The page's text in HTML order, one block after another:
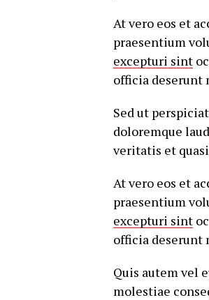
At vero eos et
praesentium
excepturi sint
officia deserunt
Sed ut
doloremque
veritatis et
At vero eos et
praesentium
excepturi sint
officia deserunt
Quis autem vel
molestiae